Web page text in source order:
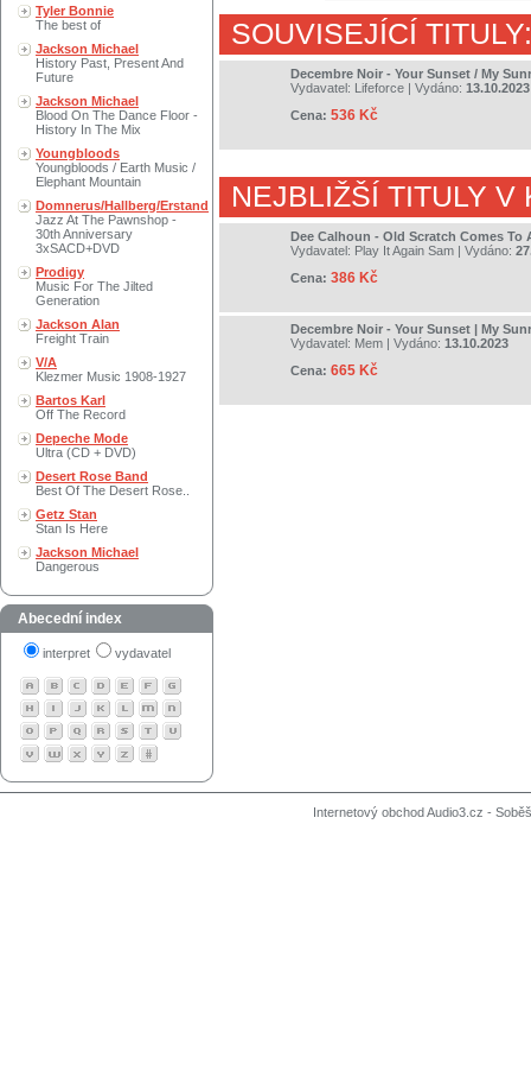
Tyler Bonnie
The best of
Jackson Michael
History Past, Present And
Future
Jackson Michael
Blood On The Dance Floor -
History In The Mix
Youngbloods
Youngbloods / Earth Music /
Elephant Mountain
Domnerus/Hallberg/Erstand
Jazz At The Pawnshop -
30th Anniversary
3xSACD+DVD
Prodigy
Music For The Jilted
Generation
Jackson Alan
Freight Train
V/A
Klezmer Music 1908-1927
Bartos Karl
Off The Record
Depeche Mode
Ultra (CD + DVD)
Desert Rose Band
Best Of The Desert Rose..
Getz Stan
Stan Is Here
Jackson Michael
Dangerous
Abecední index
interpret vydavatel
SOUVISEJÍCÍ TITULY:
Decembre Noir - Your Sunset / My
Vydavatel: Lifeforce | Vydáno: 13.10.2023
Cena: 536 Kč
NEJBLIŽŠÍ TITULY V
Dee Calhoun - Old Scratch Comes To
Vydavatel: Play It Again Sam | Vydáno:
Cena: 386 Kč
Decembre Noir - Your Sunset | My
Vydavatel: Mem | Vydáno: 13.10.2023
Cena: 665 Kč
Internetový obchod Audio3.cz -